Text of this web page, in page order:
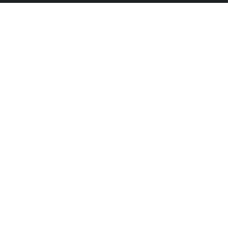
是我国的传统行业，自......